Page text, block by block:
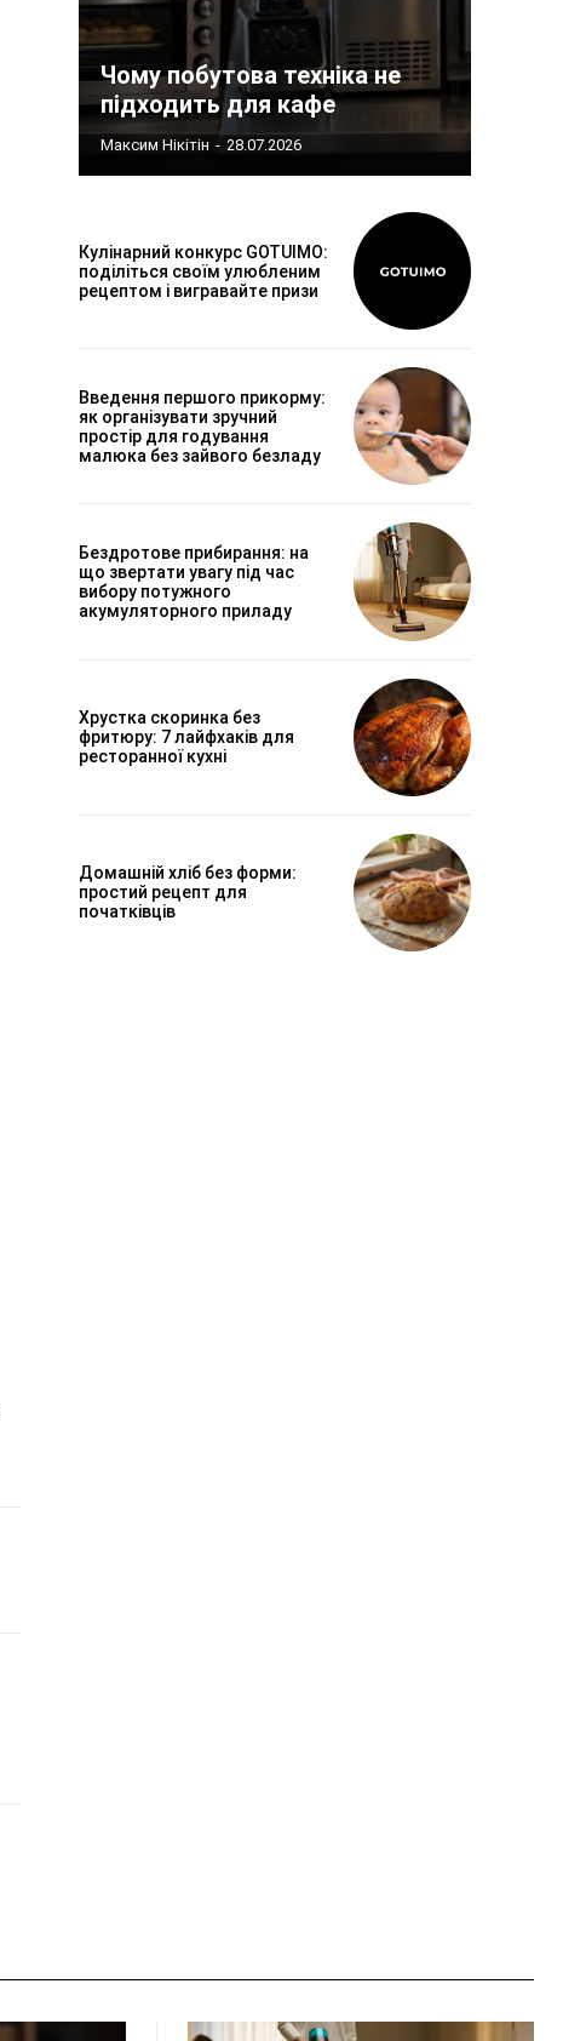
Чому побутова техніка не
підходить для кафе
Максим Нікітін - 28.07.2026
Кулінарний конкурс GOTUIMO:
поділіться своїм улюбленим
рецептом і вигравайте призи
Введення першого прикорму:
як організувати зручний
простір для годування
малюка без зайвого безладу
Бездротове прибирання: на
що звертати увагу під час
вибору потужного
акумуляторного приладу
Хрустка скоринка без
фритюру: 7 лайфхаків для
ресторанної кухні
Домашній хліб без форми:
простий рецепт для
початківців